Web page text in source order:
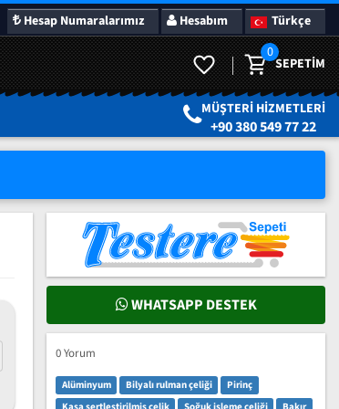
Hesap Numaralarımız Hesabım Türkçe
0
SEPETIM
MÜŞTERI HIZMETLERI
+90 380 549 77 22
WHATSAPP DESTEK
0 Yorum
Alüminyum Bilyalı rulman çeliği
Pirinç
SÜRPRIZ KAMPANYALAR